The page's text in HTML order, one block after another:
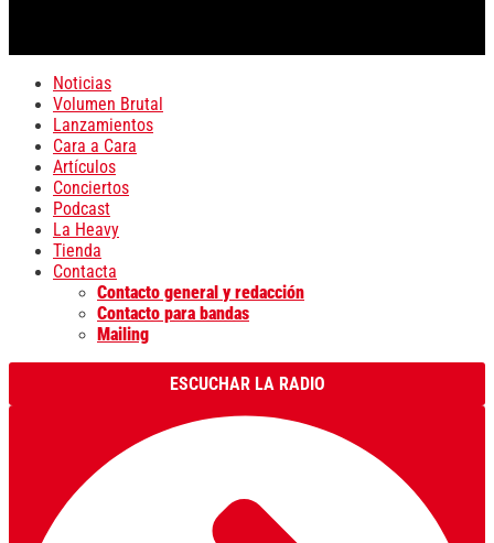
Noticias
Volumen Brutal
Lanzamientos
Cara a Cara
Artículos
Conciertos
Podcast
La Heavy
Tienda
Contacta
Contacto general y redacción
Contacto para bandas
Mailing
ESCUCHAR LA RADIO